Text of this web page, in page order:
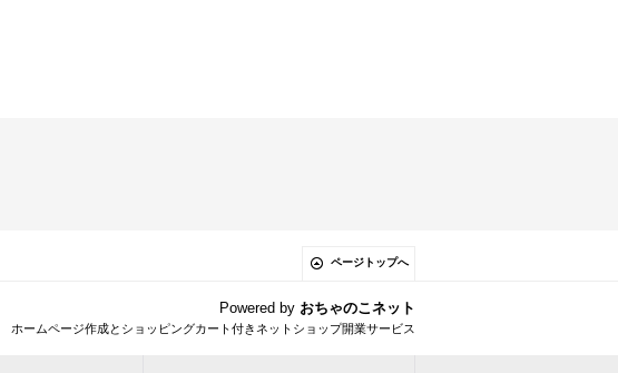
ページトップへ
Powered by おちゃのこネット
ホームページ作成とショッピングカート付きネットショップ開業サービス